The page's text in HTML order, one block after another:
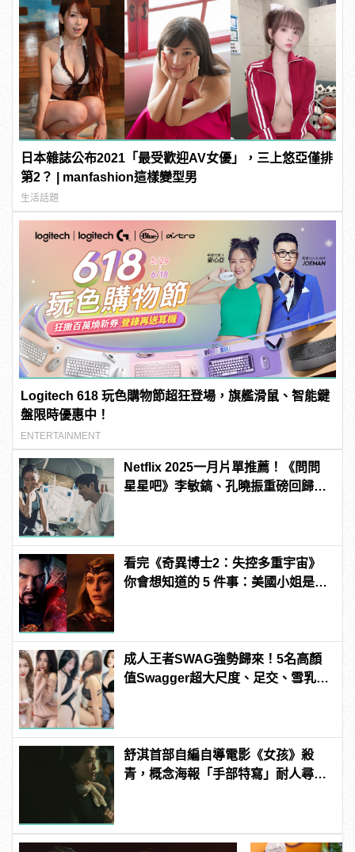
日本雜誌公布2021「最受歡迎AV女優」，三上悠亞僅排
第2？ | manfashion這樣變型男
生活話題
Logitech 618 玩色購物節超狂登場，旗艦滑鼠、智能鍵
盤限時優惠中！
ENTERTAINMENT
Netflix 2025一月片單推薦！《問問
星星吧》李敏鎬、孔曉振重磅回歸主
看完《奇異博士2：失控多重宇宙》
你會想知道的 5 件事：美國小姐是
成人王者SWAG強勢歸來！5名高顏
值Swagger超大尺度、足交、雪乳、
舒淇首部自編自導電影《女孩》殺
青，概念海報「手部特寫」耐人尋